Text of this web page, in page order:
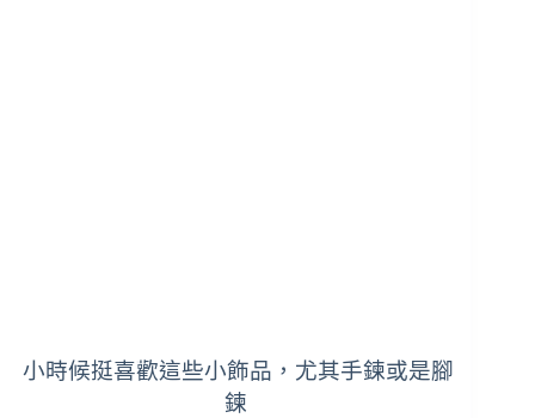
小時候挺喜歡這些小飾品，尤其手鍊或是腳
鍊